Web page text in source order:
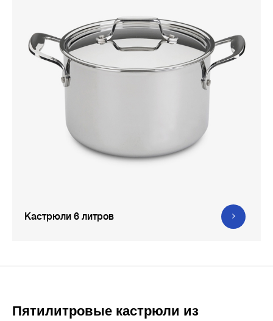
Кастрюли 6 литров
Пятилитровые кастрюли из